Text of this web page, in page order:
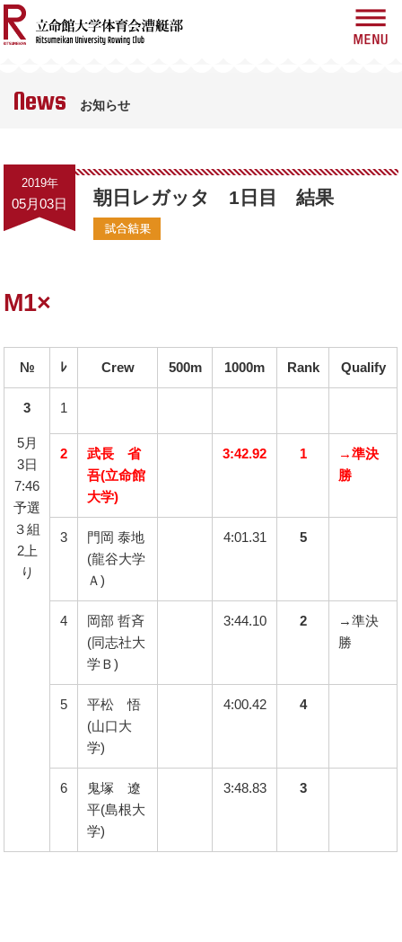
History 歴史
大会情報
Blog
Gallery
Graduates
Links
Contact お問い合わせ
News お知らせ
2019年
05月03日 朝日レガッタ 1日目 結果
M1×
№ ﾚ Crew 500m 1000m Rank Qualify
3
5月
3日
7:46
予選
３組
2上
り
1
2
武長 省
吾(立命館
大学)
3:42.92 1
→準決
勝
3
門岡 泰地
(龍谷大学
Ａ)
4:01.31 5
4
岡部 哲斉
(同志社大
学Ｂ)
3:44.10 2
→準決
勝
5
平松 悟
(山口大
学)
4:00.42 4
6
鬼塚 遼
平(島根大
学)
3:48.83 3